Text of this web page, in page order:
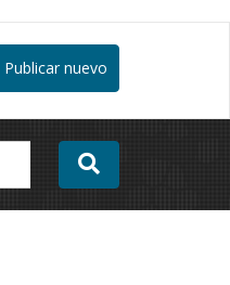
Publicar nuevo